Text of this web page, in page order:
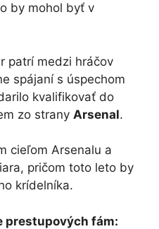
by mohol byť v
patrí medzi hráčov
spájaní s úspechom
kvalifikovať do
zo strany Arsenal.
cieľom Arsenalu a
pričom toto leto by
krídelníka.
prestupových fám: